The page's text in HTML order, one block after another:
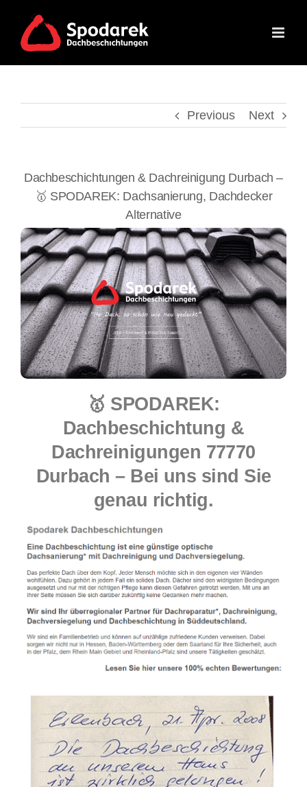
content
Previous Next
Dachbeschichtungen & Dachreinigung Durbach –
🥇 SPODAREK: Dachsanierung, Dachdecker
Alternative
🥇 SPODAREK:
Dachbeschichtung &
Dachreinigungen 77770
Durbach – Bei uns sind Sie
genau richtig.